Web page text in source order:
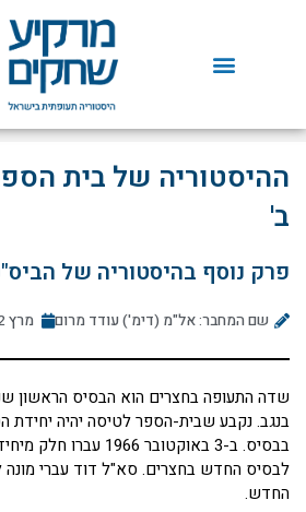
ההיסטוריה של בית
ב'
פרק נוסף בהיסטוריה של
שם המחבר: אל"מ (דימ') עודד מרום מרץ 22, 2021
שדה התעופה בחצרים הוא הבסיס הראשון
בנגב. נקבע שבית-הספר לטיסה יהיה
בבסיס. ב-3 באוקטובר
לבסיס החדש בחצרים. סא"ל דוד עברי
החדש.